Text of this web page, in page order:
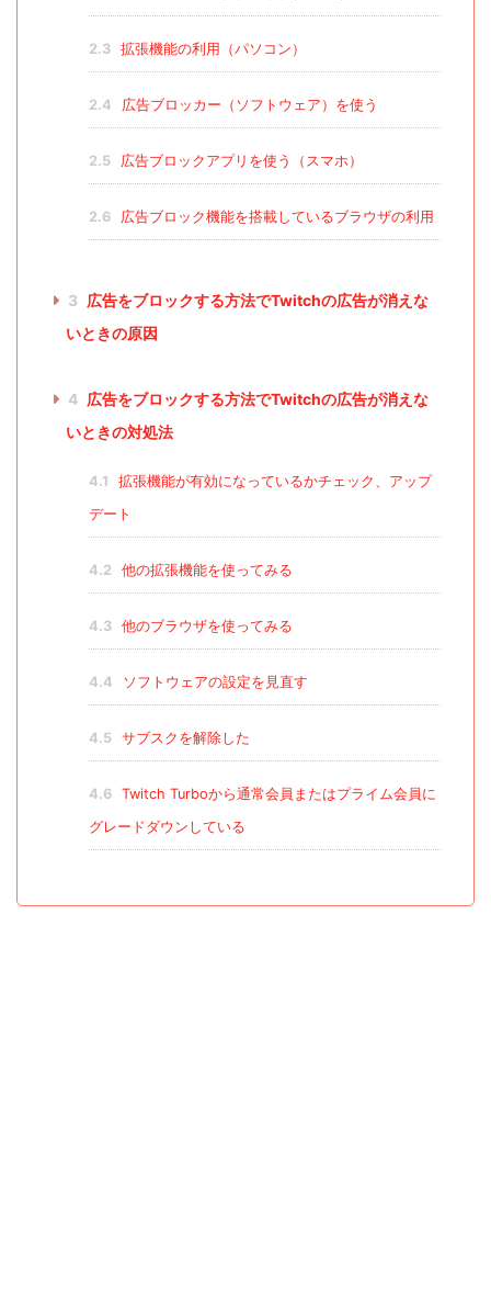
2.3 拡張機能の利用（パソコン）
2.4 広告ブロッカー（ソフトウェア）を使う
2.5 広告ブロックアプリを使う（スマホ）
2.6 広告ブロック機能を搭載しているブラウザの利用
3 広告をブロックする方法でTwitchの広告が消えな
いときの原因
4 広告をブロックする方法でTwitchの広告が消えな
いときの対処法
4.1
拡張機能が有効になっているかチェック、アップ
デート
4.2 他の拡張機能を使ってみる
4.3 他のブラウザを使ってみる
4.4 ソフトウェアの設定を見直す
4.5 サブスクを解除した
4.6
Twitch Turboから通常会員またはプライム会員に
グレードダウンしている